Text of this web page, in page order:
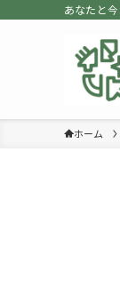
あなたと
ホーム